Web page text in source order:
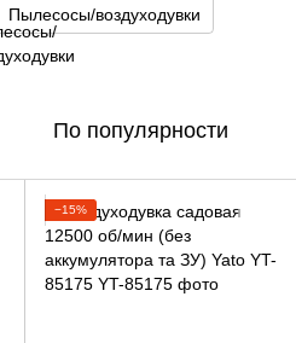
Пылесосы/воздуходувки
По популярности
−15%